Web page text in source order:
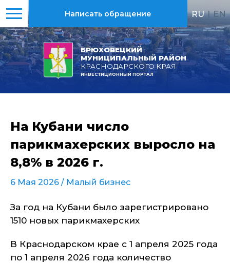
БРЮХОВЕЦКИЙ
МУНИЦИПАЛЬНЫЙ РАЙОН
КРАСНОДАРСКОГО КРАЯ
ИНВЕСТИЦИОННЫЙ ПОРТАЛ
Написать обращение RU | EN
На Кубани число
парикмахерских выросло на
8,8% в 2026 г.
6 Мая 2026 / Малый бизнес
За год на Кубани было зарегистрировано
1510 новых парикмахерских
В Краснодарском крае с 1 апреля 2025 года
по 1 апреля 2026 года количество